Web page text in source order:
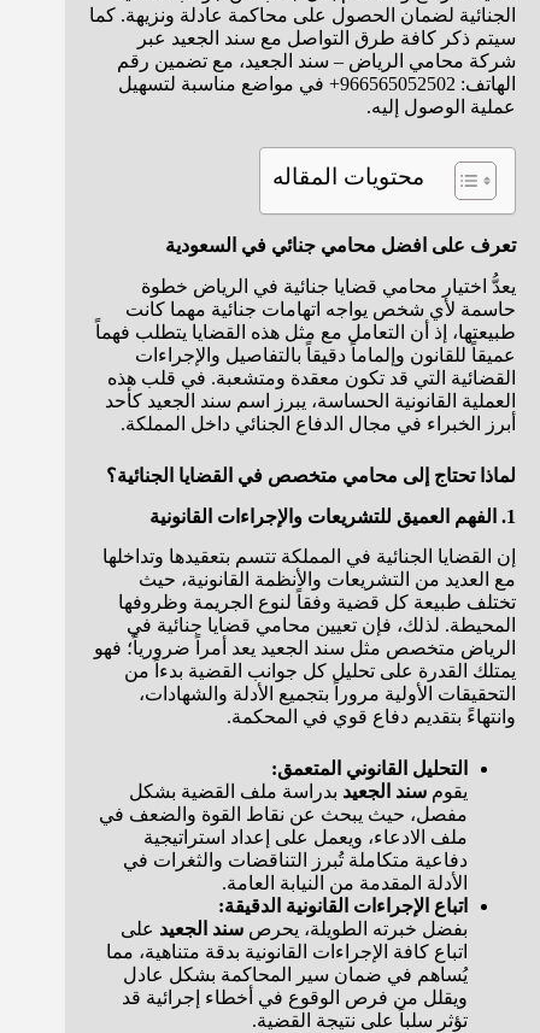
الجنائية لضمان الحصول على محاكمة عادلة ونزيهة. كما
سيتم ذكر كافة طرق التواصل مع سند الجعيد عبر
شركة محامي الرياض – سند الجعيد، مع تضمين رقم
الهاتف: 966565052502+ في مواضع مناسبة لتسهيل
عملية الوصول إليه.
محتويات المقاله
تعرف على افضل محامي جنائي في السعودية
يعدُّ اختيار محامي قضايا جنائية في الرياض خطوة
حاسمة لأي شخص يواجه اتهامات جنائية مهما كانت
طبيعتها، إذ أن التعامل مع مثل هذه القضايا يتطلب فهماً
عميقاً للقانون وإلماماً دقيقاً بالتفاصيل والإجراءات
القضائية التي قد تكون معقدة ومتشعبة. في قلب هذه
العملية القانونية الحساسة، يبرز اسم سند الجعيد كأحد
أبرز الخبراء في مجال الدفاع الجنائي داخل المملكة.
لماذا تحتاج إلى محامي متخصص في القضايا الجنائية؟
1. الفهم العميق للتشريعات والإجراءات القانونية
إن القضايا الجنائية في المملكة تتسم بتعقيدها وتداخلها
مع العديد من التشريعات والأنظمة القانونية، حيث
تختلف طبيعة كل قضية وفقاً لنوع الجريمة وظروفها
المحيطة. لذلك، فإن تعيين محامي قضايا جنائية في
الرياض متخصص مثل سند الجعيد يعد أمراً ضرورياً؛ فهو
يمتلك القدرة على تحليل كل جوانب القضية بدءاً من
التحقيقات الأولية مروراً بتجميع الأدلة والشهادات،
وانتهاءً بتقديم دفاع قوي في المحكمة.
التحليل القانوني المتعمق:
يقوم سند الجعيد بدراسة ملف القضية بشكل
مفصل، حيث يبحث عن نقاط القوة والضعف في
ملف الادعاء، ويعمل على إعداد استراتيجية
دفاعية متكاملة تُبرز التناقضات والثغرات في
الأدلة المقدمة من النيابة العامة.
اتباع الإجراءات القانونية الدقيقة:
بفضل خبرته الطويلة، يحرص سند الجعيد على
اتباع كافة الإجراءات القانونية بدقة متناهية، مما
يُساهم في ضمان سير المحاكمة بشكل عادل
ويقلل من فرص الوقوع في أخطاء إجرائية قد
تؤثر سلباً على نتيجة القضية.